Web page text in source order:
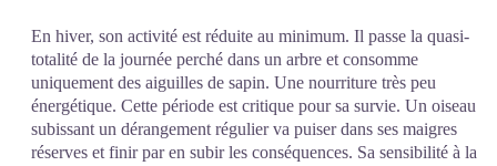
En hiver, son activité est réduite au minimum. Il passe la quasi-
totalité de la journée perché dans un arbre et consomme
uniquement des aiguilles de sapin. Une nourriture très peu
énergétique. Cette période est critique pour sa survie. Un oiseau
subissant un dérangement régulier va puiser dans ses maigres
réserves et finir par en subir les conséquences. Sa sensibilité à la